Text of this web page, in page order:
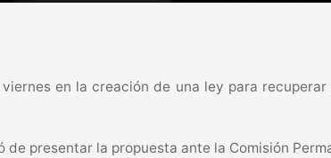
en la creación de una ley para
presentar la propuesta ante la Comisión